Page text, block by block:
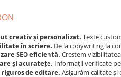
creativ și personalizat. Texte
în scriere. De la copywriting la
SEO eficientă. Creștem
și acuratețe. Informații verificate
riguros de editare. Asigurăm calitate și